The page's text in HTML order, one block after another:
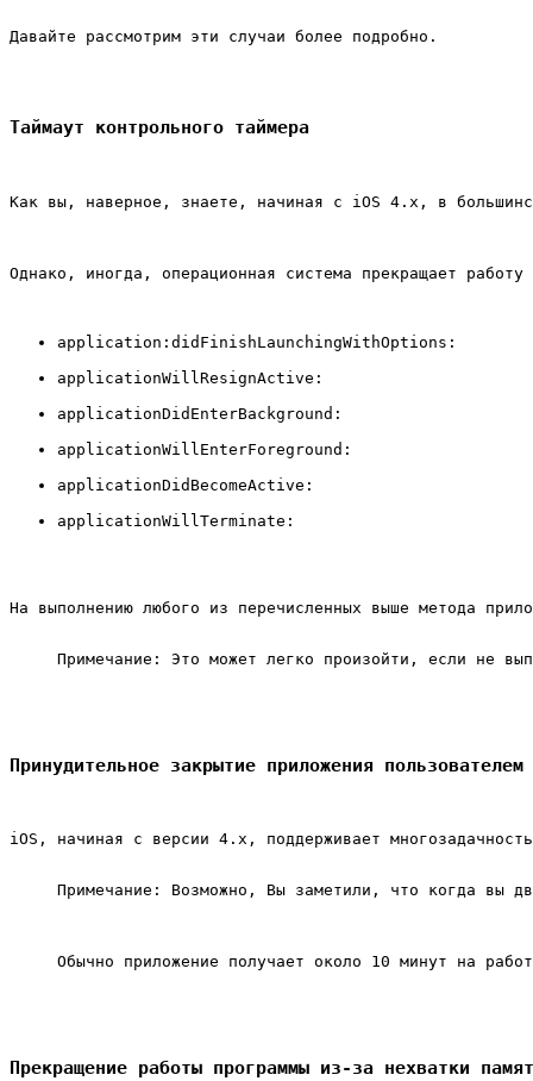
Давайте рассмотрим эти случаи более подробно.
Таймаут контрольного таймера
Как вы, наверное, знаете, начиная с iOS 4.x, в
Однако, иногда, операционная система прекращает
application:didFinishLaunchingWithOptions:
applicationWillResignActive:
applicationDidEnterBackground:
applicationWillEnterForeground:
applicationDidBecomeActive:
applicationWillTerminate:
На выполнению любого из перечисленных выше метода
Примечание: Это может легко произойти, если не
Принудительное закрытие приложения пользователем
iOS, начиная с версии 4.x, поддерживает
Примечание: Возможно, Вы заметили, что когда вы
Обычно приложение получает около 10 минут на
Прекращение работы программы из-за нехватки